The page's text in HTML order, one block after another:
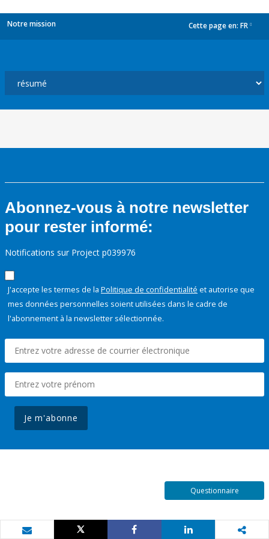
Notre mission Cette page en: FR
Abonnez-vous à notre newsletter
pour rester informé:
Notifications sur Project p039976
J'accepte les termes de la Politique de confidentialité et autorise que
mes données personnelles soient utilisées dans le cadre de
l'abonnement à la newsletter sélectionnée.
Je m'abonne
Questionnaire